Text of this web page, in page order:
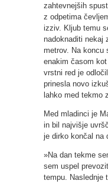
zahtevnejših
z odpetima
izziv. Kljub temu
nadoknaditi nekaj
metrov. Na koncu
enakim časom
vrstni red je
prinesla novo
lahko med tekmo
Med mladinci je
in bil najvišje
je dirko končal na
»Na dan tekme
sem uspel
tempu. Naslednje